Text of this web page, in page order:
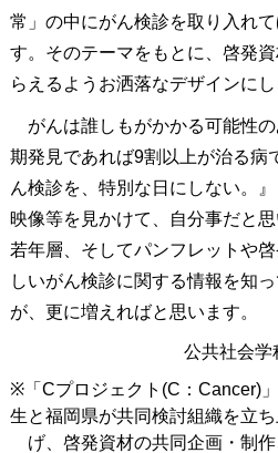
常」の中にがん検診を取り入れ
す。そのテーマをもとに、啓発
らえるようお洒落なデザインにし
がんは誰しもがかかる可能性
期発見であれば9割以上が治る病
ん検診を、特別な日にしない。
映像等を見かけて、自分事だと
若年層、そしてパンフレットや
しいがん検診に関する情報を知
が、更に増えればと思います。
公共社会
※「Cプロジェクト(C：Cancer)
生と福岡県が共同検討組織を立ち
げ、啓発資材の共同企画・制